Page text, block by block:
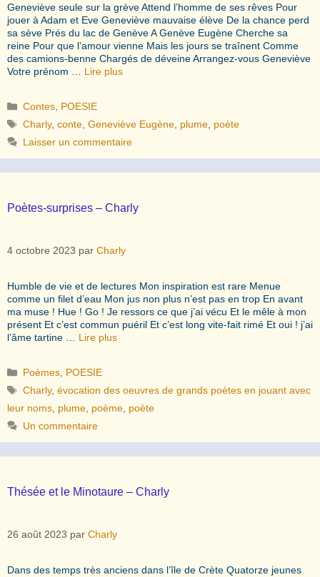
Geneviève seule sur la grève Attend l’homme de ses rêves Pour
jouer à Adam et Eve Geneviève mauvaise élève De la chance perd
sa sève Prés du lac de Genève A Genève Eugène Cherche sa
reine Pour que l’amour vienne Mais les jours se traînent Comme
des camions-benne Chargés de déveine Arrangez-vous Geneviève
Votre prénom … Lire plus
Catégories
Contes POESIE
Étiquettes
Charly,conte ,Geneviève Eugène plume poète
Laisser un commentaire
Poètes-surprises – Charly
4 octobre 2023 par Charly
Humble de vie et de lectures Mon inspiration est rare Menue
comme un filet d’eau Mon jus non plus n’est pas en trop En avant
ma muse ! Hue ! Go ! Je ressors ce que j’ai vécu Et le mêle à mon
présent Et c’est commun puéril Et c’est long vite-fait rimé Et oui ! j’ai
l’âme tartine … Lire plus
Catégories
Poèmes POESIE
Étiquettes
Charly,évocation des oeuvres de grands poètes en jouant avec
leur noms plume poème poète
Un commentaire
Thésée et le Minotaure – Charly
26 août 2023 par Charly
Dans des temps très anciens dans l’île de Crète Quatorze jeunes